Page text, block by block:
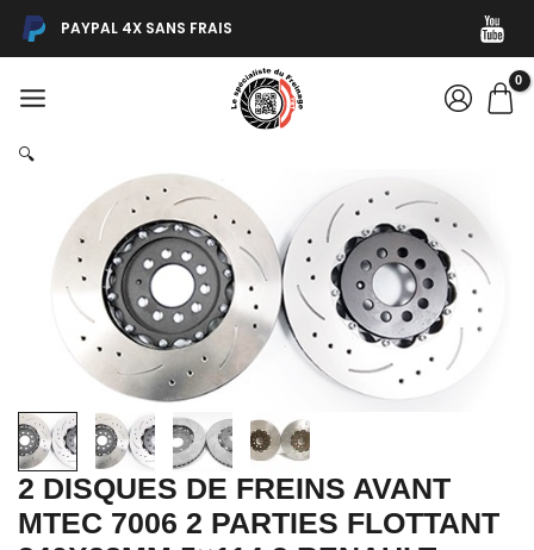
Aller
PAYPAL 4X SANS FRAIS
🔍
2 DISQUES DE FREINS AVANT
MTEC 7006 2 PARTIES FLOTTANT
quantité
de
DISQUES
FREINS
PARTIES
FLOTTANT
340X28MM
RENAULT
MEGANE
3
RS
250